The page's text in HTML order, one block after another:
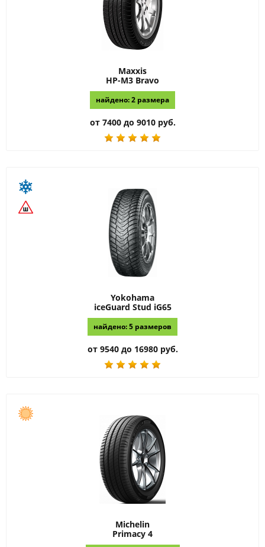
Maxxis
HP-M3 Bravo
найдено: 2 размера
от 7400 до 9010 руб.
Yokohama
iceGuard Stud iG65
найдено: 5 размеров
от 9540 до 16980 руб.
Michelin
Primacy 4